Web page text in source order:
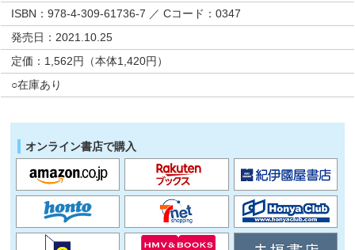
ISBN：978-4-309-61736-7 ／ Cコード：0347
発売日：2021.10.25
定価：1,562円（本体1,420円）
○在庫あり
オンライン書店で購入